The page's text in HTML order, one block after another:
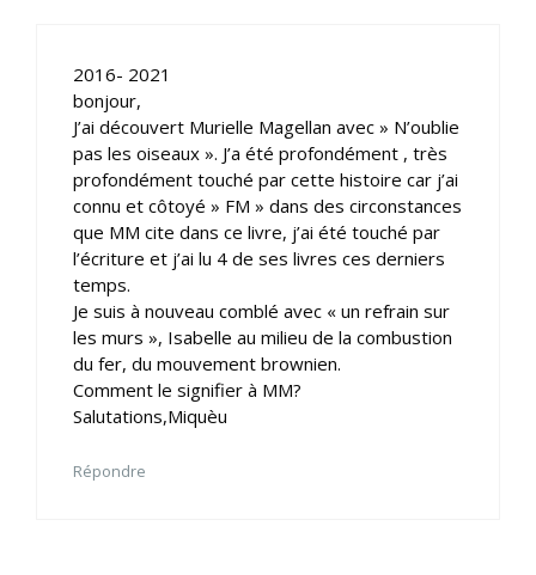
2016- 2021
bonjour,
J’ai découvert Murielle Magellan avec » N’oublie
pas les oiseaux ». J’a été profondément , très
profondément touché par cette histoire car j’ai
connu et côtoyé » FM » dans des circonstances
que MM cite dans ce livre, j’ai été touché par
l’écriture et j’ai lu 4 de ses livres ces derniers
temps.
Je suis à nouveau comblé avec « un refrain sur
les murs », Isabelle au milieu de la combustion
du fer, du mouvement brownien.
Comment le signifier à MM?
Salutations,Miquèu
Répondre